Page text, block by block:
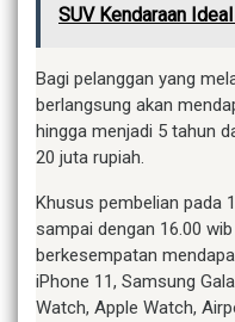
SUV Kendaraan
Bagi pelanggan yang
berlangsung akan
hingga menjadi 5 tahun
20 juta rupiah.
Khusus pembelian pada
sampai dengan 16.00
berkesempatan
iPhone 11, Samsung
Watch, Apple Watch,